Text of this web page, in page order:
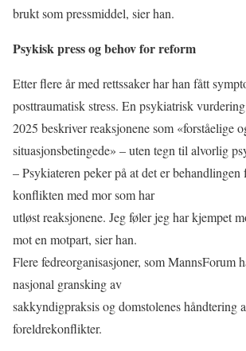
brukt som pressmiddel, sier han.
Psykisk press og behov for reform
Etter flere år med rettssaker har han fått
posttraumatisk stress. En psykiatrisk
2025 beskriver reaksjonene som «forståelige
situasjonsbetingede» – uten tegn til alvorlig
– Psykiateren peker på at det er behandlingen
konflikten med mor som har
utløst reaksjonene. Jeg føler jeg har kjempet
mot en motpart, sier han.
Flere fedreorganisasjoner, som MannsForum
nasjonal gransking av
sakkyndigpraksis og domstolenes håndtering
foreldrekonflikter.